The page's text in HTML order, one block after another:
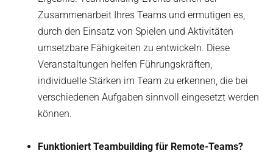
Zusammenarbeit Ihres Teams und ermutigen es,
durch den Einsatz von Spielen und Aktivitäten
umsetzbare Fähigkeiten zu entwickeln. Diese
Veranstaltungen helfen Führungskräften,
individuelle Stärken im Team zu erkennen, die bei
verschiedenen Aufgaben sinnvoll eingesetzt werden
können.
Funktioniert Teambuilding für Remote-Teams?